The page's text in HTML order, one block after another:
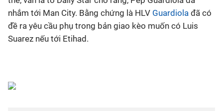
nhắm tới Man City. Bằng chứng là HLV Guardiola đã có
đề ra yêu cầu phụ trong bản giao kèo muốn có Luis
Suarez nếu tới Etihad.